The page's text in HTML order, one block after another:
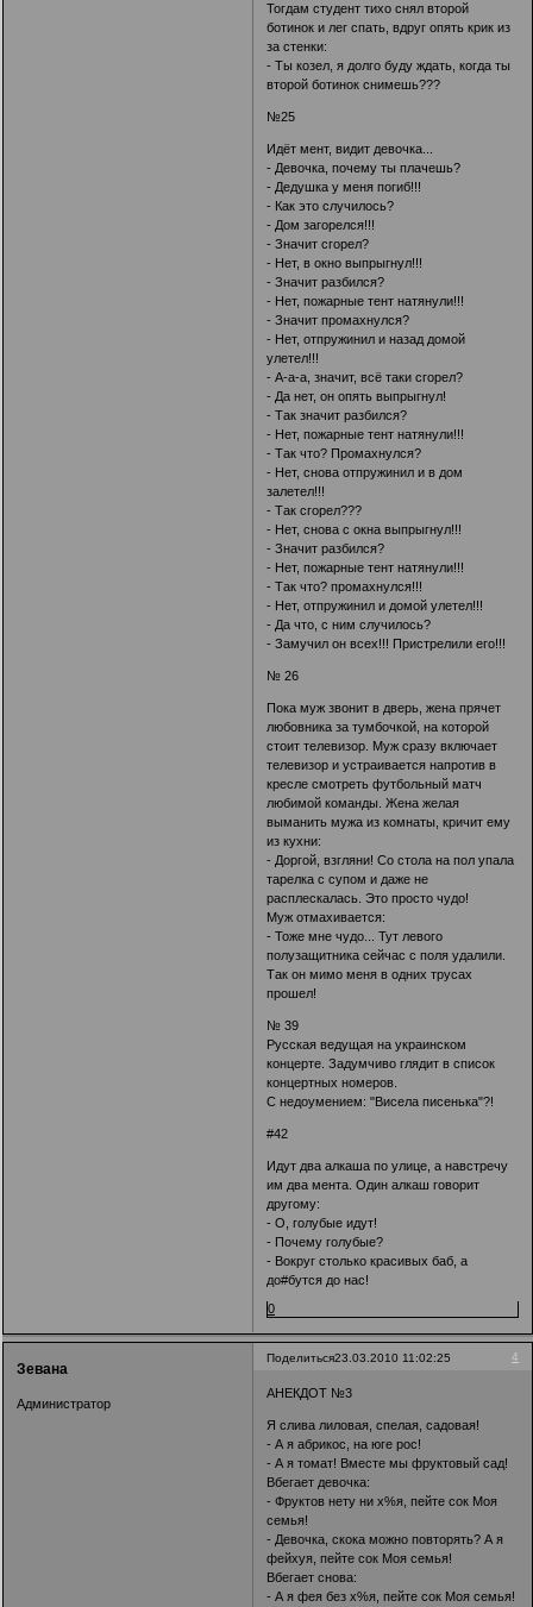
Тогдам студент тихо снял второй
ботинок и лег спать, вдруг опять крик из
за стенки:
- Ты козел, я долго буду ждать, когда ты
второй ботинок снимешь???
№25
Идёт мент, видит девочка...
- Девочка, почему ты плачешь?
- Дедушка у меня погиб!!!
- Как это случилось?
- Дом загорелся!!!
- Значит сгорел?
- Нет, в окно выпрыгнул!!!
- Значит разбился?
- Нет, пожарные тент натянули!!!
- Значит промахнулся?
- Нет, отпружинил и назад домой
улетел!!!
- А-а-а, значит, всё таки сгорел?
- Да нет, он опять выпрыгнул!
- Так значит разбился?
- Нет, пожарные тент натянули!!!
- Так что? Промахнулся?
- Нет, снова отпружинил и в дом
залетел!!!
- Так сгорел???
- Нет, снова с окна выпрыгнул!!!
- Значит разбился?
- Нет, пожарные тент натянули!!!
- Так что? промахнулся!!!
- Нет, отпружинил и домой улетел!!!
- Да что, с ним случилось?
- Замучил он всех!!! Пристрелили его!!!
№ 26
Пока муж звонит в дверь, жена прячет
любовника за тумбочкой, на которой
стоит телевизор. Муж сразу включает
телевизор и устраивается напротив в
кресле смотреть футбольный матч
любимой команды. Жена желая
выманить мужа из комнаты, кричит ему
из кухни:
- Доргой, взгляни! Со стола на пол упала
тарелка с супом и даже не
расплескалась. Это просто чудо!
Муж отмахивается:
- Тоже мне чудо... Тут левого
полузащитника сейчас с поля удалили.
Так он мимо меня в одних трусах
прошел!
№ 39
Русская ведущая на украинском
концерте. Задумчиво глядит в список
концертных номеров.
С недоумением: "Висела писенька"?!
#42
Идут два алкаша по улице, а навстречу
им два мента. Один алкаш говорит
другому:
- О, голубые идут!
- Почему голубые?
- Вокруг столько красивых баб, а
до#бутся до нас!
0
Поделиться 4
23.03.2010 11:02:25
Зевана
Администратор
АНЕКДОТ №3
Я слива лиловая, спелая, садовая!
- А я абрикос, на юге рос!
- А я томат! Вместе мы фруктовый сад!
Вбегает девочка:
- Фруктов нету ни х%я, пейте сок Моя
семья!
- Девочка, скока можно повторять? А я
фейхуя, пейте сок Моя семья!
Вбегает снова:
- А я фея без х%я, пейте сок Моя семья!